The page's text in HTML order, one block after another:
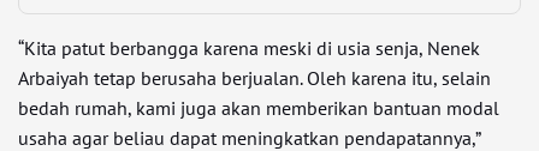
“Kita patut berbangga karena meski di usia senja, Nenek
Arbaiyah tetap berusaha berjualan. Oleh karena itu, selain
bedah rumah, kami juga akan memberikan bantuan modal
usaha agar beliau dapat meningkatkan pendapatannya,”